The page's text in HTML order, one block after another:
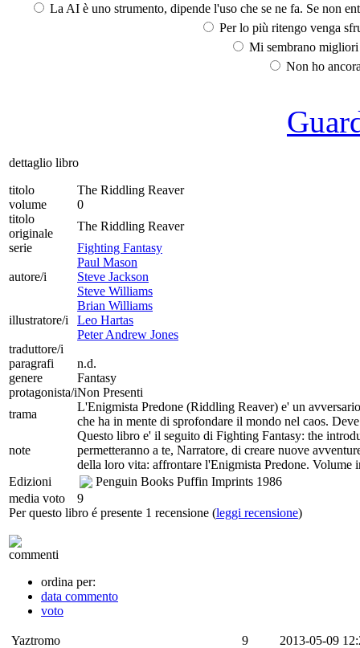
La AI è uno strumento, dipende l'uso che se ne fa. Se non
Per lo più ritengo venga
Mi sembrano
Non ho
dettaglio libro
titolo
The Riddling Reaver
volume
0
titolo
originale
The Riddling Reaver
serie
Fighting Fantasy
autore/i
Paul Mason
Steve Jackson
Steve Williams
illustratore/i
Brian Williams
Leo Hartas
Peter Andrew Jones
traduttore/i
paragrafi
n.d.
genere
Fantasy
protagonista/iNon Presenti
trama
L'Enigmista Predone (Riddling Reaver) e' un
che ha in mente di sprofondare il mondo nel caos.
note
Questo libro e' il seguito di Fighting Fantasy: the
permetteranno a te, Narratore, di creare nuove
della loro vita: affrontare l'Enigmista Predone. Volume
Edizioni
Penguin Books Puffin Imprints 1986
media voto
9
Per questo libro é presente 1 recensione (leggi recensione)
commenti
ordina per:
data commento
voto
Yaztromo 9
2013-05-09